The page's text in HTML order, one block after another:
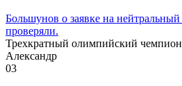
Большунов о заявке на нейтральный
проверяли.
Трехкратный олимпийский
Александр
03